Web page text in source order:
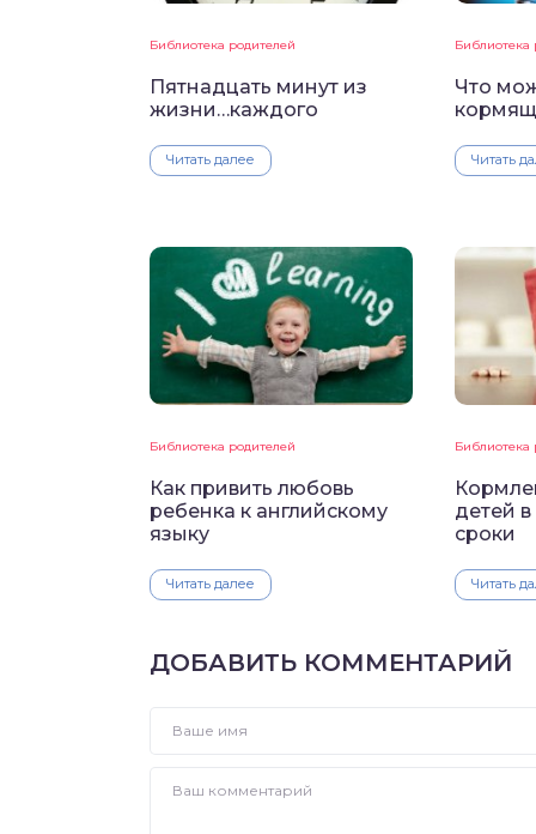
Библиотека родителей
Пятнадцать минут из
жизни…каждого
Читать далее
Библиотека
Что
Читать
Библиотека родителей
Как привить любовь
ребенка к английскому
языку
Читать далее
Библиотека
детей
сроки
Читать
ДОБАВИТЬ КОММЕНТАРИЙ